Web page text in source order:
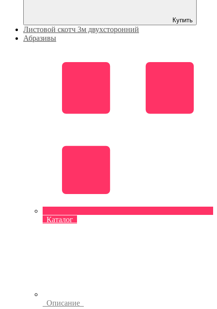
Купить
Листовой скотч 3м двухсторонний
Абразивы
Каталог
Описание